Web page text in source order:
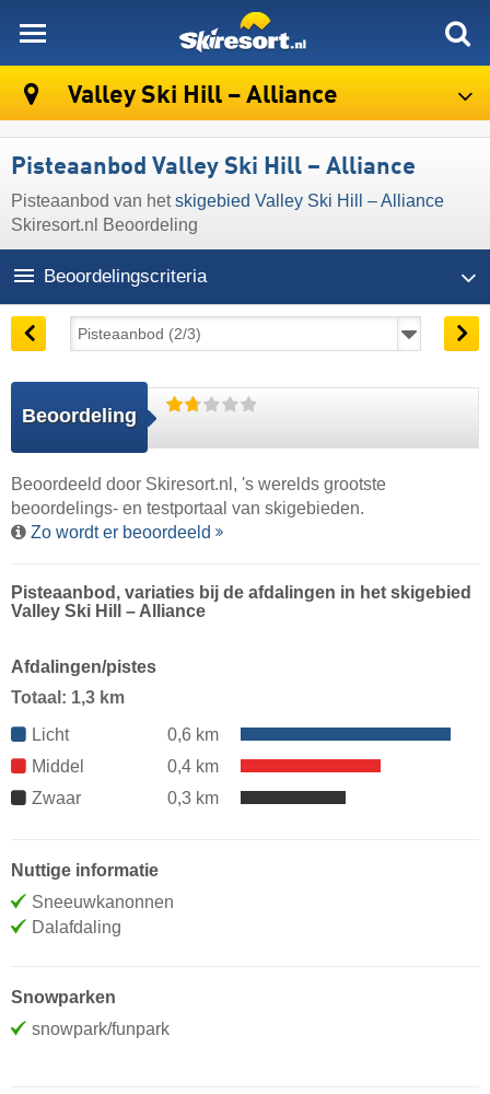
Valley Ski Hill – Alliance
Pisteaanbod Valley Ski Hill – Alliance
Pisteaanbod van hetskigebied Valley Ski Hill – Alliance
Skiresort.nl Beoordeling
Beoordelingscriteria
Beoordeling
Beoordeeld door Skiresort.nl , 's werelds grootste
beoordelings- en testportaal van skigebieden.
Zo wordt er beoordeeld
Pisteaanbod, variaties bij de afdalingen in het skigebied
Valley Ski Hill – Alliance
Afdalingen/pistes
Totaal: 1,3 km
Licht
0,6 km
Middel
0,4 km
Zwaar
0,3 km
Nuttige informatie
Sneeuwkanonnen
Dalafdaling
Snowparken
snowpark/funpark